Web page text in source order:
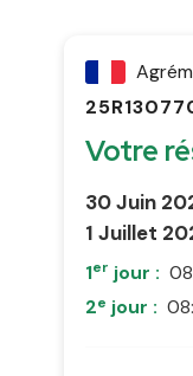
Votre
30 Juin
1 Juillet
1er jour :
2e jour :